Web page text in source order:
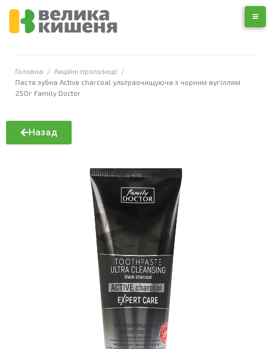
Головна / Акційні пропозиції /
Паста зубна Active charcoal ультраочищуюча з чорним вугіллям
250г Family Doctor
Назад